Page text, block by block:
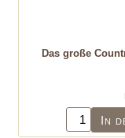
Das große
In